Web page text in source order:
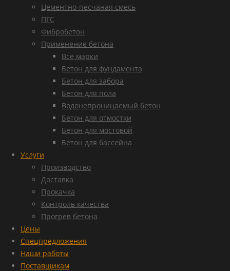
Цементно-песчаная смесь
ПГС
Фибробетон
Применение бетона
Все марки
Бетон для фундамента
Бетон для забора
Бетон для пола
Водонепроницаемый бетон
Бетон для отмостки
Бетон для мостовой
Бетон для бассейна
Услуги
Производство
Доставка
Прокачка
Контроль качества
Прогрев бетона
Цены
Спецпредложения
Наши работы
Поставщикам